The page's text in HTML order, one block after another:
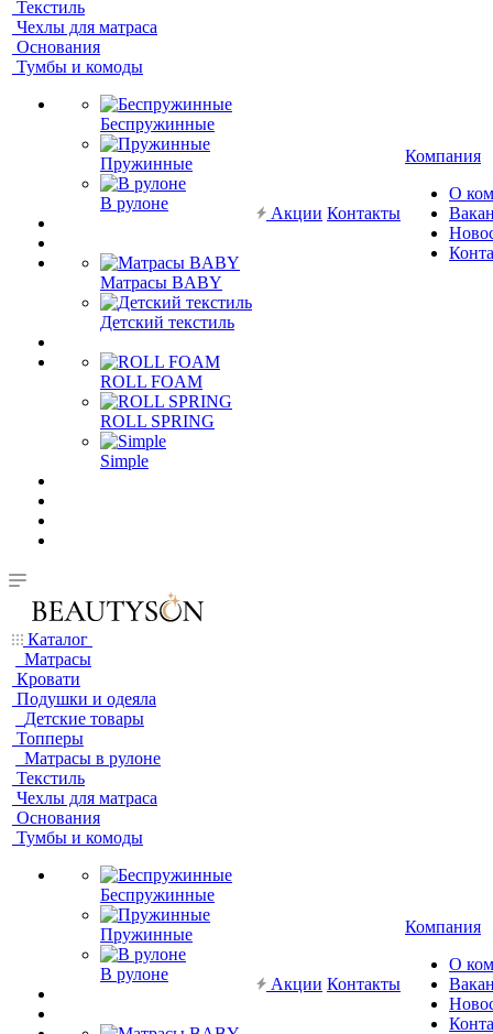
Текстиль
Чехлы для матраса
Основания
Тумбы и комоды
Беспружинные
Пружинные
В рулоне
Матрасы BABY
Детский текстиль
ROLL FOAM
ROLL SPRING
Simple
Акции Контакты
Компания
О
Каталог
Матрасы
Кровати
Подушки и одеяла
Детские товары
Топперы
Матрасы в рулоне
Текстиль
Чехлы для матраса
Основания
Тумбы и комоды
Беспружинные
Пружинные
В рулоне
Акции Контакты
Компания
О